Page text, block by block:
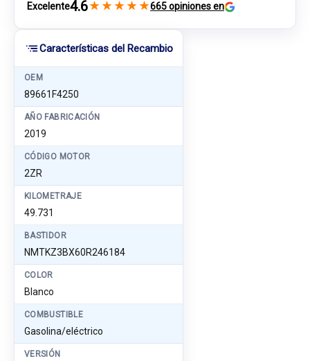
Características del Recambio
OEM
89661F4250
AÑO FABRICACIÓN
2019
CÓDIGO MOTOR
2ZR
KILOMETRAJE
49.731
BASTIDOR
NMTKZ3BX60R246184
COLOR
Blanco
COMBUSTIBLE
Gasolina/eléctrico
VERSIÓN
Excelente4.6★ ★ ★ ★ ★665 opiniones en